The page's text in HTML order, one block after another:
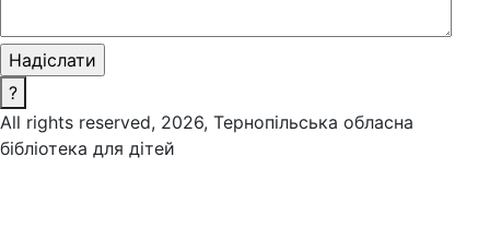
?
All rights reserved, 2026, Тернопільська обласна
бібліотека для дітей